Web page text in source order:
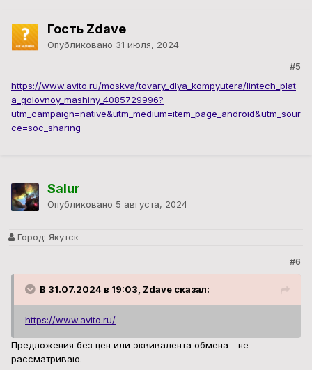
Гость Zdave
Опубликовано 31 июля, 2024
#5
https://www.avito.ru/moskva/tovary_dlya_kompyutera/lintech_plat
a_golovnoy_mashiny_4085729996?
utm_campaign=native&utm_medium=item_page_android&utm_sour
ce=soc_sharing
Salur
Опубликовано 5 августа, 2024
Город: Якутск
#6
В 31.07.2024 в 19:03, Zdave сказал:
https://www.avito.ru/
Предложения без цен или эквивалента обмена - не
рассматриваю.